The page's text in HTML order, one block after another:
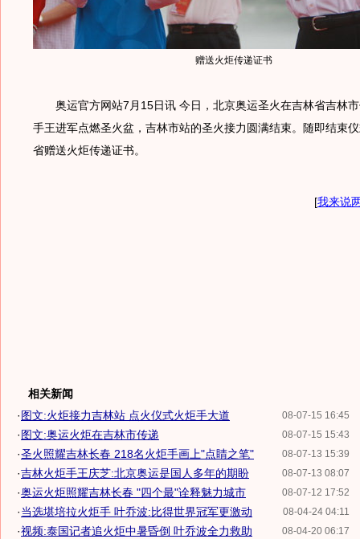
赠送火炬传递证书
奥运官方网站7月15日讯 今日，北京奥运圣火在吉林省吉林市
手王进军点燃圣火盆，吉林市站的圣火接力圆满结束。随即结束
省赠送火炬传递证书。
[我来说
相关新闻
08-07-15 16:45
·图文:火炬接力吉林站 点火仪式火炬手大道
08-07-15 15:43
·图文:奥运火炬在吉林市传递
08-07-13 15:39
·圣火照耀吉林长春 218名火炬手画上"点睛之笔"
08-07-13 08:07
·吉林火炬手王庆芝:北京奥运是国人多年的期盼
08-07-12 17:52
·奥运火炬照耀吉林长春 "四个最"诠释魅力城市
08-04-24 04:11
·当选堪培拉火炬手 叶乔波:比得世界冠军更激动
08-04-20 06:17
·视频:泰国记者追火炬中暑昏倒 叶乔波全力救助